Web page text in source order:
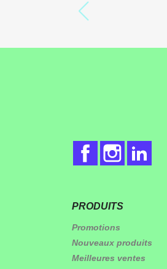
FacebookInstagram
PRODUITS
Promotions
Nouveaux produits
Meilleures ventes